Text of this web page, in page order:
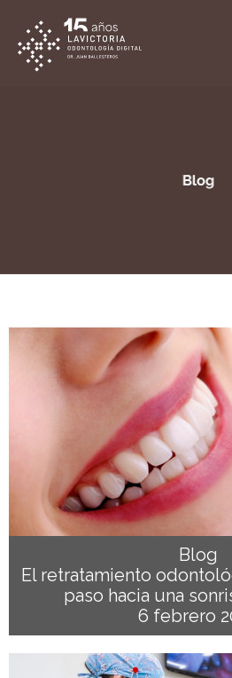
Blog
El retratamiento
paso hacia una
6 febrero